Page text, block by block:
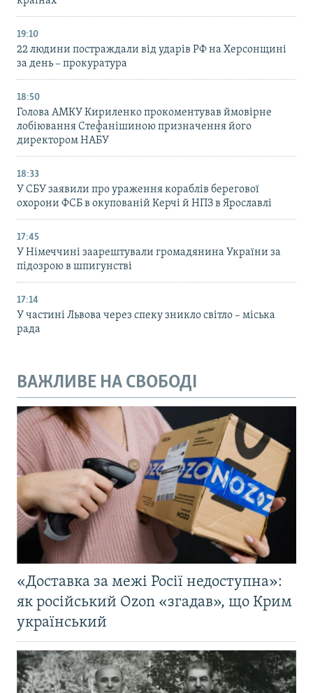
19:10
22 людини постраждали від ударів РФ на Херсонщині
за день – прокуратура
18:50
Голова АМКУ Кириленко прокоментував ймовірне
лобіювання Стефанішиною призначення його
директором НАБУ
18:33
У СБУ заявили про ураження кораблів берегової
охорони ФСБ в окупованій Керчі й НПЗ в Ярославлі
17:45
У Німеччині заарештували громадянина України за
підозрою в шпигунстві
17:14
У частині Львова через спеку зникло світло – міська
рада
ВАЖЛИВЕ НА СВОБОДІ
«Доставка за межі Росії недоступна»:
як російський Ozon «згадав», що Крим
український